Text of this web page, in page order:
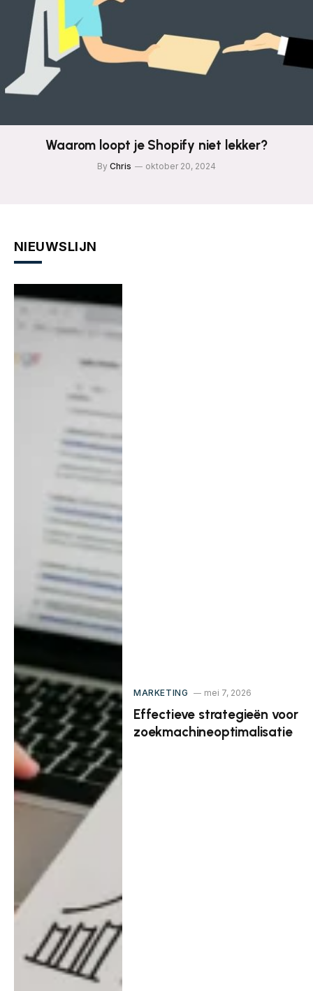
Waarom loopt je Shopify niet lekker?
By Chris oktober 20, 2024
NIEUWSLIJN
MARKETING mei 7, 2026
Effectieve strategieën voor
zoekmachineoptimalisatie